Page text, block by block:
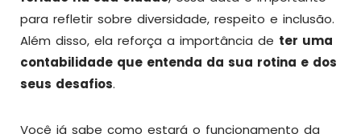
para refletir sobre diversidade, respeito e inclusão.
Além disso, ela reforça a importância de ter uma
contabilidade que entenda da sua rotina e dos
seus desafios.
Você já sabe como estará o funcionamento da